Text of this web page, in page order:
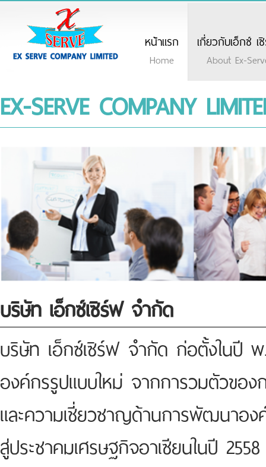
หน้าแรก
Home
เกี่ยวกับเอ็กซ์ เ
About Ex-
EX-SERVE COMPANY
บริษัท เอ็กซ์เซิร์ฟ จำกัด
บริษัท เอ็กซ์เซิร์ฟ จำกัด ก่อตั้งในปี
องค์กรรูปแบบใหม่ จากการวมตัวขอ
และความเชี่ยวชาญด้านการพัฒนาอง
สู่ประชาคมเศรษฐกิจอาเซียนในปี 2558